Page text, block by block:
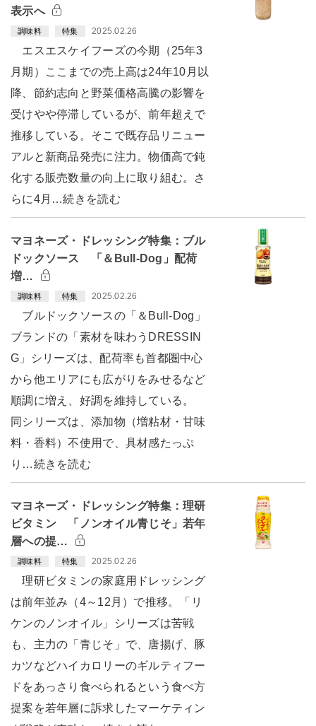
表示へ
調味料 特集 2025.02.26
エスエスケイフーズの今期（25年3
月期）ここまでの売上高は24年10月以
降、節約志向と野菜価格高騰の影響を
受けやや停滞しているが、前年超えで
推移している。そこで既存品リニュー
アルと新商品発売に注力。物価高で鈍
化する販売数量の向上に取り組む。さ
らに4月…続きを読む
マヨネーズ・ドレッシング特集：ブル
ドックソース 「＆Bull-Dog」配荷
増…
調味料 特集 2025.02.26
ブルドックソースの「＆Bull-Dog」
ブランドの「素材を味わうDRESSIN
G」シリーズは、配荷率も首都圏中心
から他エリアにも広がりをみせるなど
順調に増え、好調を維持している。
同シリーズは、添加物（増粘材・甘味
料・香料）不使用で、具材感たっぷ
り…続きを読む
マヨネーズ・ドレッシング特集：理研
ビタミン 「ノンオイル青じそ」若年
層への提…
調味料 特集 2025.02.26
理研ビタミンの家庭用ドレッシング
は前年並み（4～12月）で推移。「リ
ケンのノンオイル」シリーズは苦戦
も、主力の「青じそ」で、唐揚げ、豚
カツなどハイカロリーのギルティフー
ドをあっさり食べられるという食べ方
提案を若年層に訴求したマーケティン